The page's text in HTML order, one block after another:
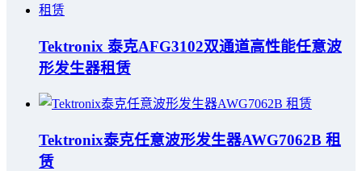
Tektronix 泰克AFG3102双通道高性能任意波
形发生器租赁
Tektronix泰克任意波形发生器AWG7062B 租
赁